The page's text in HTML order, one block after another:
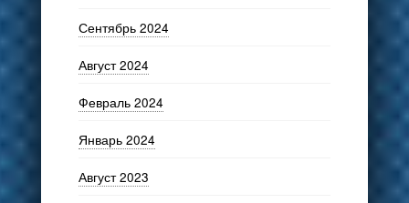
Сентябрь 2024
Август 2024
Февраль 2024
Январь 2024
Август 2023